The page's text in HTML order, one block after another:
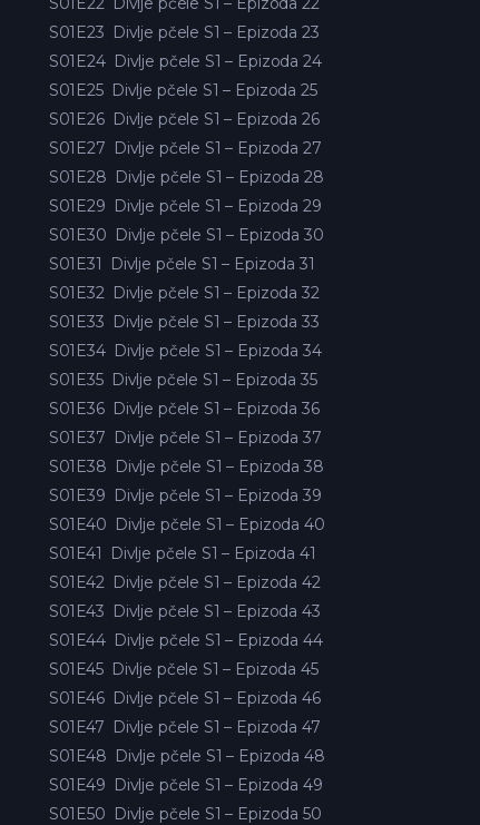
S01E23 Divlje pčele S1 – Epizoda 23
S01E24 Divlje pčele S1 – Epizoda 24
S01E25 Divlje pčele S1 – Epizoda 25
S01E26 Divlje pčele S1 – Epizoda 26
S01E27 Divlje pčele S1 – Epizoda 27
S01E28 Divlje pčele S1 – Epizoda 28
S01E29 Divlje pčele S1 – Epizoda 29
S01E30 Divlje pčele S1 – Epizoda 30
S01E31
Divlje pčele S1 – Epizoda 31
S01E32 Divlje pčele S1 – Epizoda 32
S01E33 Divlje pčele S1 – Epizoda 33
S01E34 Divlje pčele S1 – Epizoda 34
S01E35 Divlje pčele S1 – Epizoda 35
S01E36 Divlje pčele S1 – Epizoda 36
S01E37 Divlje pčele S1 – Epizoda 37
S01E38 Divlje pčele S1 – Epizoda 38
S01E39 Divlje pčele S1 – Epizoda 39
S01E40 Divlje pčele S1 – Epizoda 40
S01E41
Divlje pčele S1 – Epizoda 41
S01E42 Divlje pčele S1 – Epizoda 42
S01E43 Divlje pčele S1 – Epizoda 43
S01E44 Divlje pčele S1 – Epizoda 44
S01E45 Divlje pčele S1 – Epizoda 45
S01E46 Divlje pčele S1 – Epizoda 46
S01E47 Divlje pčele S1 – Epizoda 47
S01E48 Divlje pčele S1 – Epizoda 48
S01E49 Divlje pčele S1 – Epizoda 49
S01E50 Divlje pčele S1 – Epizoda 50